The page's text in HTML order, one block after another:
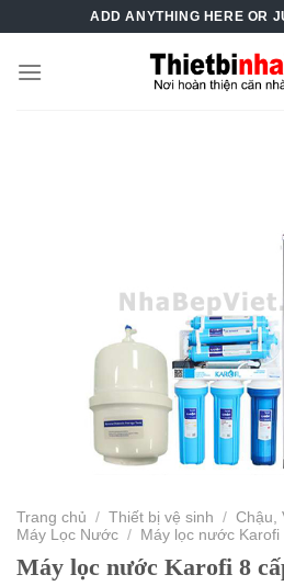
content
ADD ANYTHING HERE OR
Trang chủ / Thiết bị vệ sinh / Chậu,
Máy Lọc Nước / Máy lọc nước Karofi
Máy lọc nước Karofi 8